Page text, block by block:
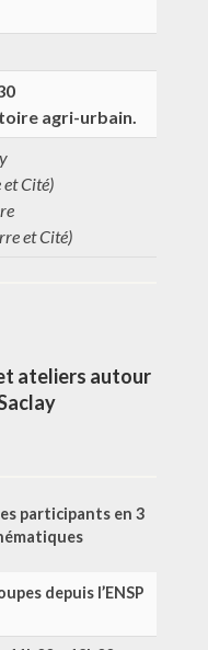
agri-urbain.
et Cité)
et Cité)
ateliers autour
participants en 3
depuis l’ENSP